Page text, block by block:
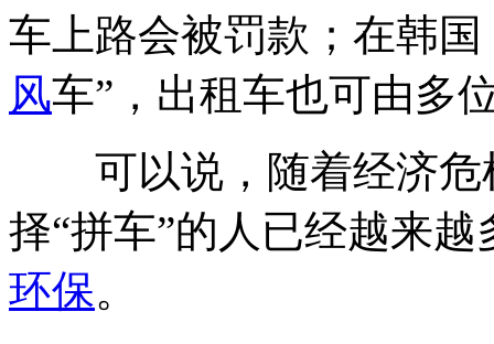
车上路会被罚款；在韩
风车”，出租车也可由多
可以说，随着经济危
择“拼车”的人已经越来
环保。